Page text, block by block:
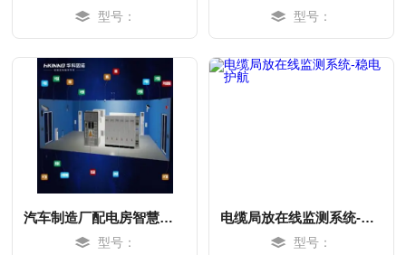
型号： 型号：
汽车制造厂配电房智慧系统方案-稳电护航
型号：
电缆局放在线监测系统-稳电护航
型号：